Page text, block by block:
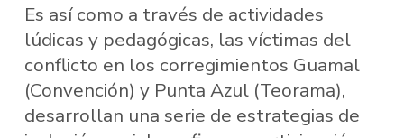
Es así como a través de actividades
lúdicas y pedagógicas, las víctimas del
conflicto en los corregimientos Guamal
(Convención) y Punta Azul (Teorama),
desarrollan una serie de estrategias de